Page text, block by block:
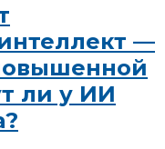
—
ли у ИИ